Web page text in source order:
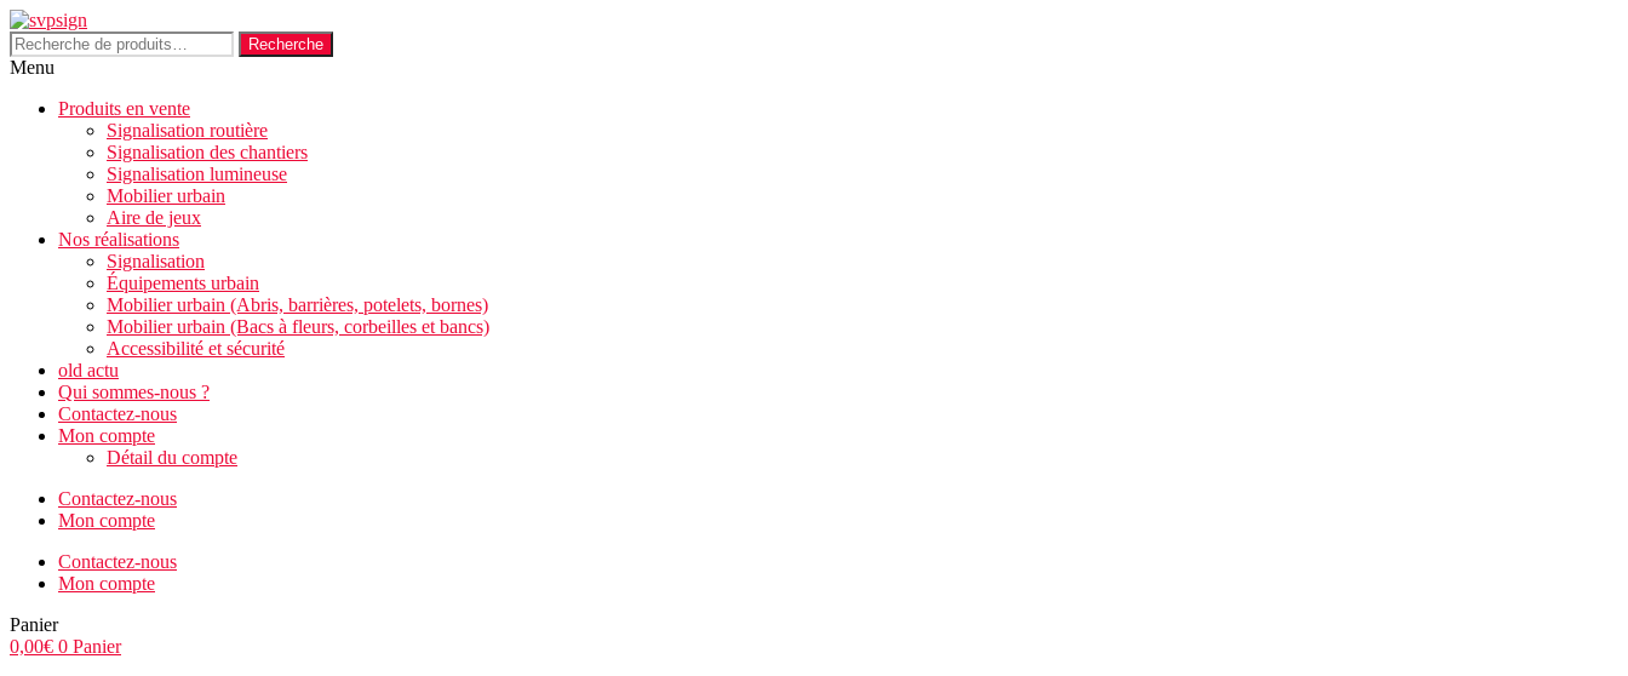
Aller
au
contenu
Recherche
pour :
Recherche
Menu
Produits en vente
Signalisation routière
Signalisation des chantiers
Signalisation lumineuse
Mobilier urbain
Aire de jeux
Nos réalisations
Signalisation
Équipements urbain
Mobilier urbain (Abris, barrières, potelets, bornes)
Mobilier urbain (Bacs à fleurs, corbeilles et bancs)
Accessibilité et sécurité
old actu
Qui sommes-nous ?
Contactez-nous
Mon compte
Détail du compte
Contactez-nous
Mon compte
Contactez-nous
Mon compte
Panier
0,00€ 0 Panier